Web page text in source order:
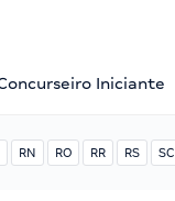
Iniciante
RN RO RR RS SC